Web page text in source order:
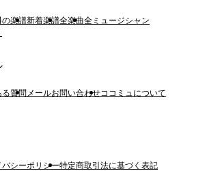
の楽譜新着楽譜全楽曲全ミュージシャン
る質問 メールお問い合わせココミュについて
バシーポリシー特定商取引法に基づく表記